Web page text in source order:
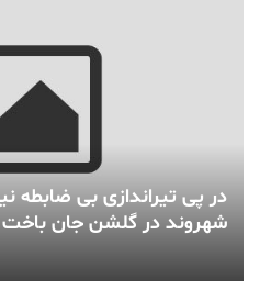
در پی تیراندازی بی ضابطه
شهروند در گلشن جان باخت